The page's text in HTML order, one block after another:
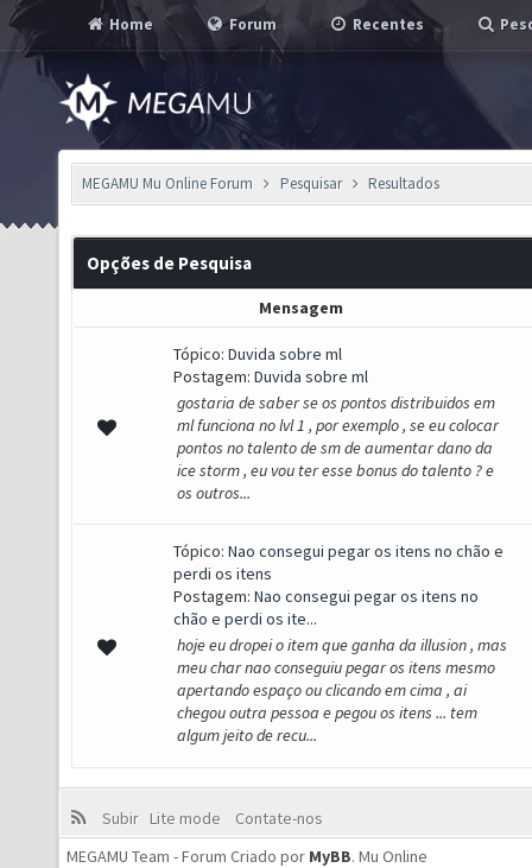
Home Forum Recentes
MEGAMU Mu Online Forum Pesquisar Resultados
Opções de Pesquisa
Mensagem
Tópico: Duvida sobre ml
Postagem: Duvida sobre ml
gostaria de saber se os pontos distribuidos em
ml funciona no lvl 1 , por exemplo , se eu colocar
pontos no talento de sm de aumentar dano da
ice storm , eu vou ter esse bonus do talento ? e
os outros...
Tópico: Nao consegui pegar os itens no chão e
perdi os itens
Postagem: Nao consegui pegar os itens no
chão e perdi os ite...
hoje eu dropei o item que ganha da illusion , mas
meu char nao conseguiu pegar os itens mesmo
apertando espaço ou clicando em cima , ai
chegou outra pessoa e pegou os itens ... tem
algum jeito de recu...
Subir Lite mode
Contate-nos
MEGAMU Team - Forum Criado por MyBB. Mu Online